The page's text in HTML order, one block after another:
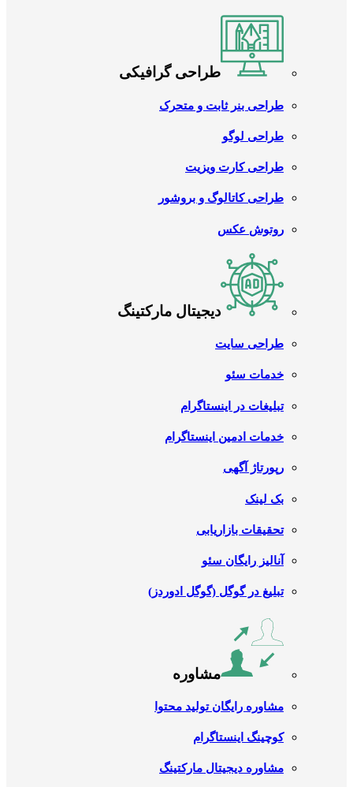
طراحی گرافیکی
طراحی بنر ثابت و متحرک
طراحی لوگو
طراحی کارت ویزیت
طراحی کاتالوگ و بروشور
روتوش عکس
دیجیتال مارکتینگ
طراحی سایت
خدمات سئو
تبلیغات در اینستاگرام
خدمات ادمین اینستاگرام
رپورتاژ آگهی
بک لینک
تحقیقات بازاریابی
آنالیز رایگان سئو
تبلیغ در گوگل (گوگل ادوردز)
مشاوره
مشاوره رایگان تولید محتوا
کوچینگ اینستاگرام
مشاوره دیجیتال مارکتینگ